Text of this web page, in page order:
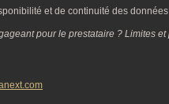
et de continuité des données
pour le prestataire ? Limites et